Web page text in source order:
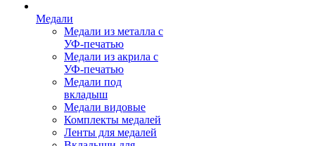
Медали
Медали из металла с
УФ-печатью
Медали из акрила с
УФ-печатью
Медали под
вкладыш
Медали видовые
Комплекты медалей
Ленты для медалей